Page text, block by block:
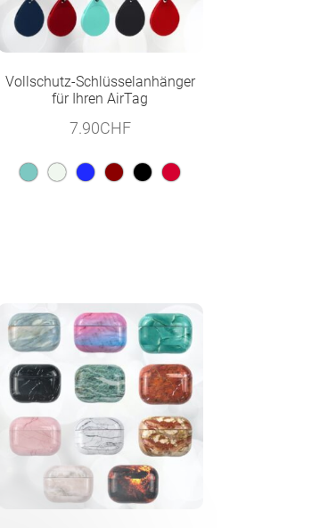
Vollschutz-Schlüsselanhänger
für Ihren AirTag
7.90CHF